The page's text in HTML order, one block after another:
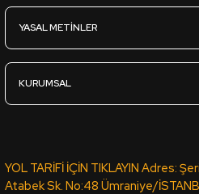
YASAL METİNLER
KURUMSAL
YOL TARİFİ İÇİN TIKLAYIN Adres:
Atabek Sk. No:48 Ümraniye/